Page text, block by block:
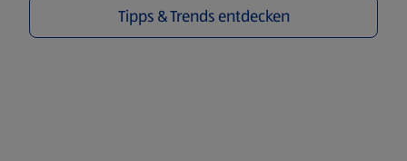
Tipps & Trends entdecken